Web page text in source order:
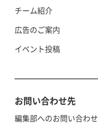
チーム紹介
広告のご案内
イベント投稿
お問い合わせ先
編集部へのお問い合わせ